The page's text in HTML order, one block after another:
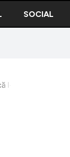
SOCIAL
a numit pe